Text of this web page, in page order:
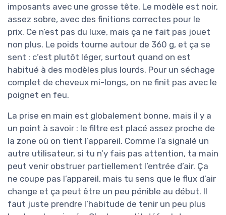
imposants avec une grosse tête. Le modèle est noir,
assez sobre, avec des finitions correctes pour le
prix. Ce n’est pas du luxe, mais ça ne fait pas jouet
non plus. Le poids tourne autour de 360 g, et ça se
sent : c’est plutôt léger, surtout quand on est
habitué à des modèles plus lourds. Pour un séchage
complet de cheveux mi-longs, on ne finit pas avec le
poignet en feu.
La prise en main est globalement bonne, mais il y a
un point à savoir : le filtre est placé assez proche de
la zone où on tient l’appareil. Comme l’a signalé un
autre utilisateur, si tu n’y fais pas attention, ta main
peut venir obstruer partiellement l’entrée d’air. Ça
ne coupe pas l’appareil, mais tu sens que le flux d’air
change et ça peut être un peu pénible au début. Il
faut juste prendre l’habitude de tenir un peu plus